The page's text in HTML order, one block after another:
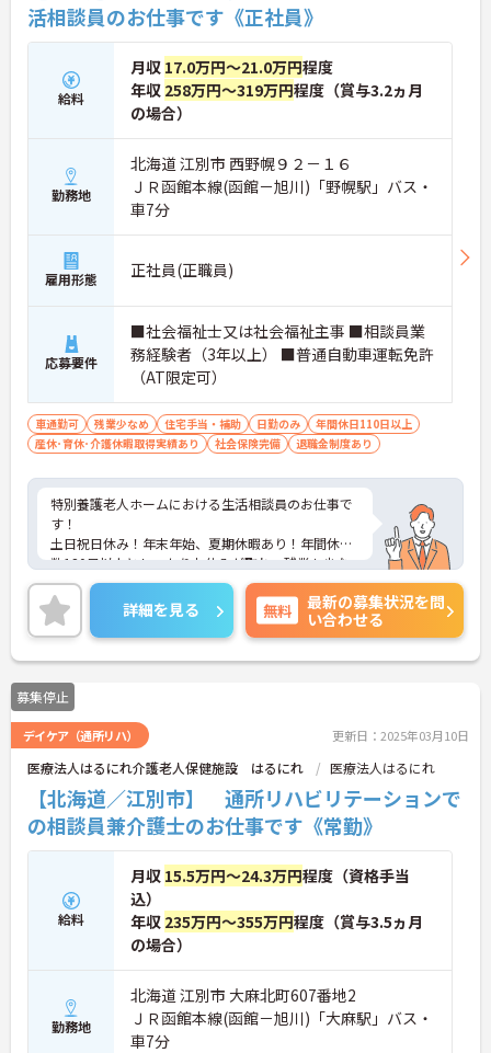
活相談員のお仕事です《正社員》
給料
月収 17.0万円～21.0万円程度
年収 258万円～319万円程度（賞与3.2ヵ月
の場合）
勤務地
北海道 江別市 西野幌９２－１６
ＪＲ函館本線(函館－旭川)「野幌駅」バス・
車7分
雇用形態 正社員(正職員)
応募要件
■社会福祉士又は社会福祉主事 ■相談員業
務経験者（3年以上） ■普通自動車運転免許
（AT限定可）
車通勤可 残業少なめ 住宅手当・補助 日勤のみ
年間休日110日以上
産休･育休･介護休暇取得実績あり
社会保険完備 退職金制度あり
特別養護老人ホームにおける生活相談員のお仕事で
す！
土日祝日休み！年末年始、夏期休暇あり！年間休日
数120日以上としっかりお休みが取れ、残業も少な
めなのでプライベートな時間も大切にしながら働け
る環境です！
ご興味ある方には、面接のポイントなど、さらに詳
細をお話致しますのでお気軽にご相談ください。
詳細を見る 無料
最新の募集状況を問
い合わせる
募集停止
デイケア（通所リハ） 更新日：2025年03月10日
医療法人はるにれ介護老人保健施設 はるにれ 医療法人はるにれ
【北海道／江別市】 通所リハビリテーションで
の相談員兼介護士のお仕事です《常勤》
給料
月収 15.5万円～24.3万円程度（資格手当
込）
年収 235万円～355万円程度（賞与3.5ヵ月
の場合）
勤務地
北海道 江別市 大麻北町607番地2
ＪＲ函館本線(函館－旭川)「大麻駅」バス・
車7分